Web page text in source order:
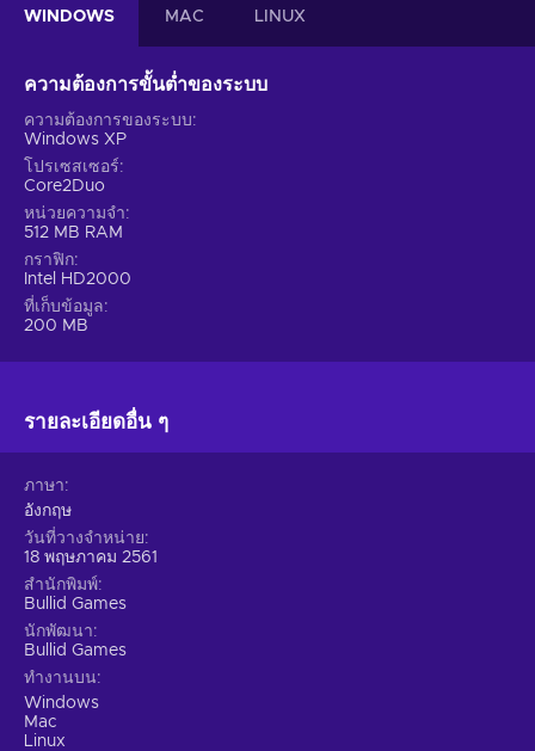
WINDOWS MAC LINUX
ความต้องการขั้นต่ำของระบบ
ความต้องการของระบบ
Windows XP
โปรเซสเซอร์
Core2Duo
หน่วยความจำ
512 MB RAM
กราฟิก
Intel HD2000
ที่เก็บข้อมูล
200 MB
รายละเอียดอื่น ๆ
ภาษา
อังกฤษ
วันที่วางจำหน่าย
18 พฤษภาคม 2561
สำนักพิมพ์
Bullid Games
นักพัฒนา
Bullid Games
ทำงานบน
Windows
Mac
Linux